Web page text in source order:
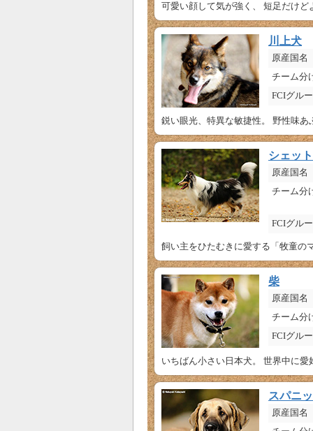
可愛い顔して気が強く、 短足だけ
川上犬
原産国名
チーム分
FCIグル
鋭い眼光、特異な敏捷性。 野性味あ
シェッ
原産国名
チーム分
FCIグル
飼い主をひたむきに愛する「牧童の
柴
原産国名
チーム分
FCIグル
いちばん小さい日本犬。 世界中に愛
スパニ
原産国名